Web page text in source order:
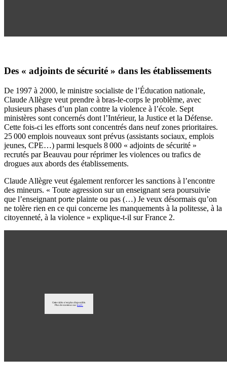
Des « adjoints de sécurité » dans les établissements
De 1997 à 2000, le ministre socialiste de l’Éducation nationale,
Claude Allègre veut prendre à bras-le-corps le problème, avec
plusieurs phases d’un plan contre la violence à l’école. Sept
ministères sont concernés dont l’Intérieur, la Justice et la Défense.
Cette fois-ci les efforts sont concentrés dans neuf zones prioritaires.
25 000 emplois nouveaux sont prévus (assistants sociaux, emplois
jeunes, CPE…) parmi lesquels 8 000 « adjoints de sécurité »
recrutés par Beauvau pour réprimer les violences ou trafics de
drogues aux abords des établissements.
Claude Allègre veut également renforcer les sanctions à l’encontre
des mineurs. « Toute agression sur un enseignant sera poursuivie
que l’enseignant porte plainte ou pas (…) Je veux désormais qu’on
ne tolère rien en ce qui concerne les manquements à la politesse, à la
citoyenneté, à la violence » explique-t-il sur France 2.